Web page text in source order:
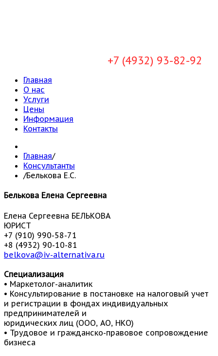
+7 (4932) 93-82-92
Главная
О нас
Услуги
Цены
Информация
Контакты
Главная/
Консультанты
/Белькова Е.С.
Белькова Елена Сергеевна
Елена Сергеевна БЕЛЬКОВА
ЮРИСТ
+7 (910) 990-58-71
+8 (4932) 90-10-81
belkova@iv-alternativa.ru
Специализация
• Маркетолог-аналитик
• Консультирование в постановке на налоговый учет
и регистрации в фондах индивидуальных
предпринимателей и
юридических лиц (ООО, АО, НКО)
• Трудовое и гражданско-правовое сопровождение
бизнеса